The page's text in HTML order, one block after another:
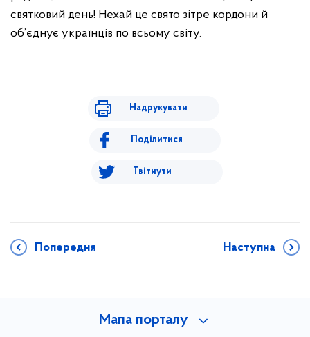
святковий день! Нехай це свято зітре кордони й
об’єднує українців по всьому світу.
Надрукувати
Поділитися
Твітнути
Попередня Наступна
Мапа порталу